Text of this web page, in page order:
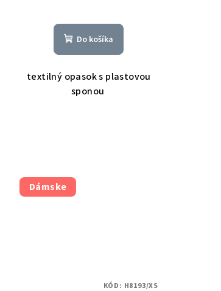
Do košíka
textilný opasok s plastovou
sponou
Dámske
KÓD: H8193/XS